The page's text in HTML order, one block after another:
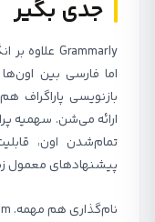
جدی بگیر
اما فارسی بین
بازنویسی پاراگراف
ارائه می‌شن. سهمیه
تمام‌شدن اون،
پیشنهادهای معمول